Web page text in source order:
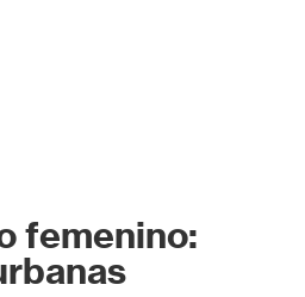
femenino: